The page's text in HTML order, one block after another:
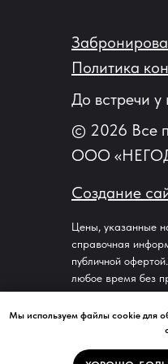
До встречи у
© 2026 Все
ООО
Политика
Цены, указанные
справочная
публичной
любое время без
Создание
Мы используем файлы cookie для